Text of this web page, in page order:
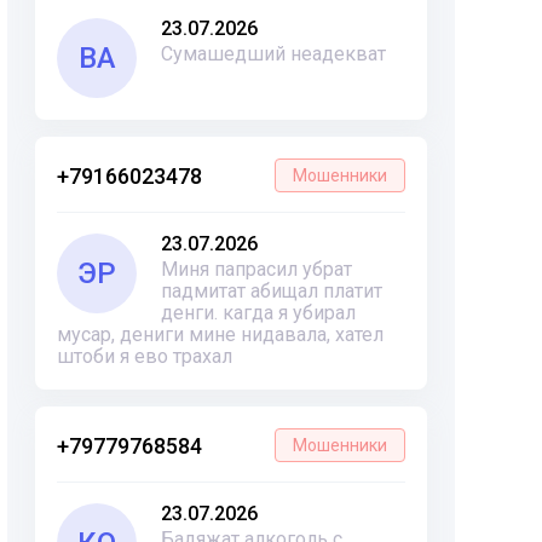
ВА
23.07.2026
Сумашедший неадекват
+79166023478 Мошенники
ЭР
23.07.2026
Миня папрасил убрат
падмитат абищал платит
денги. кагда я убирал
мусар, дениги мине нидавала, хател
штоби я ево трахал
+79779768584 Мошенники
23.07.2026